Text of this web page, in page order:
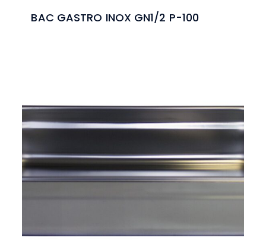
BAC GASTRO INOX GN1/2 P-100